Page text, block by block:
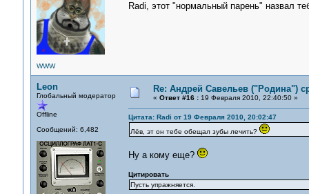
WWW
Radi, этот "нормальный парень" назвал
Leon
Глобальный модератор
Offline
Сообщений: 6,482
Re: Андрей Савельев ("Родина")
« Ответ #16 :19 Февраля 2010, 22:40:50 »
Цитата: Radi от 19 Февраля 2010, 20:02:47
Лёв, эт он тебе обещал зубы лечить?
Ну а кому еще?
Цитировать
Пусть упражняется.